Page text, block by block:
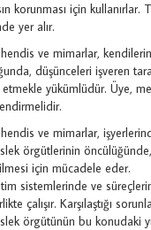
korunması için kullanırlar.
yer alır.
ve mimarlar,
düşünceleri işveren
yükümlüdür. Üye,
ve mimarlar,
örgütlerinin
için mücadele eder.
sistemlerinde ve
çalışır. Karşılaştığı
örgütünün bu konudaki